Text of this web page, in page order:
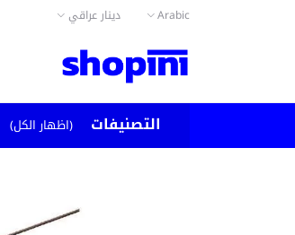
Arabic دينار عراقي
التصنيفات (اظهار الكل)